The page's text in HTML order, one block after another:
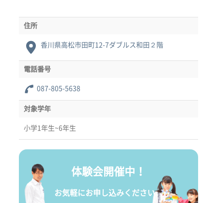
住所
香川県高松市田町12-7ダブルス和田２階
電話番号
087-805-5638
対象学年
小学1年生~6年生
体験会開催中！
お気軽にお申し込みください。